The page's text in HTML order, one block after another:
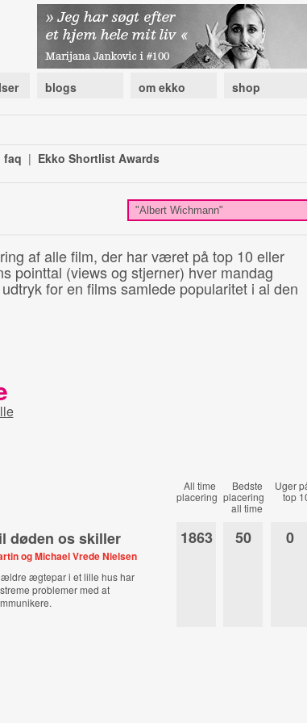
blogs om ekko shop
faq | Ekko Shortlist Awards
af alle film, der har været på top 10 eller
pointtal (views og stjerner) hver mandag
for en films samlede popularitet i al den
All time
placering
Bedste
placering
all time
Uger
top
døden os skiller
og Michael Vrede Nielsen
ældre ægtepar i et lille hus har
problemer med at
1863 50 0